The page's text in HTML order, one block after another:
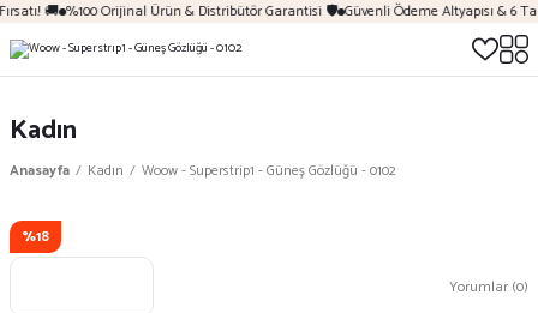
🚚 %100 Orijinal Ürün & Distribütör Garantisi 🛡️ Güvenli Ödeme Altyapısı & 6
Kadın
Anasayfa Kadın Woow - Superstrip1 - Güneş Gözlüğü - 0102
%18
Yorumlar (0)